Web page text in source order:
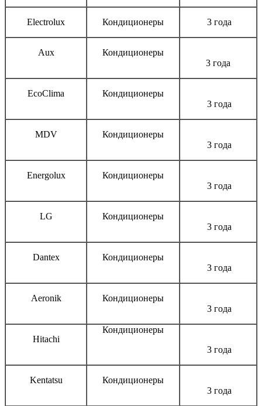
Electrolux Кондиционеры 3 года
Aux
Кондиционеры
3 года
EcoClima
Кондиционеры
3 года
MDV
Кондиционеры
3 года
Energolux
Кондиционеры
3 года
LG
Кондиционеры
3 года
Dantex
Кондиционеры
3 года
Aeronik
Кондиционеры
3 года
Hitachi
Кондиционеры
3 года
Kentatsu
Кондиционеры
3 года